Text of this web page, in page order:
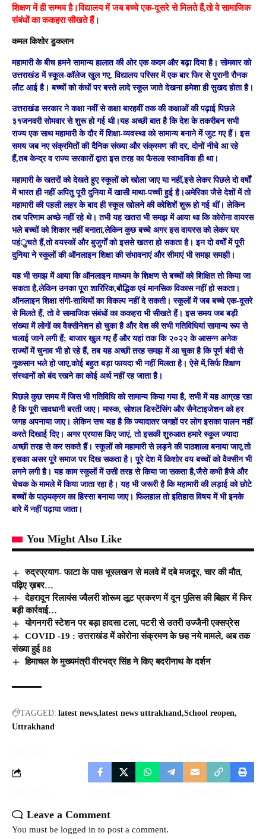
शिक्षण में ही सम्भव है।विद्यालय में जब बच्चे एक-दूसरे से मिलते हैं,तो वे सामाजिक
संबंधों का ककहरा सीखते हैं।
कमल किशोर डुकलान
महामारी के बीच हमने सामान्य हालात की ओर एक कदम और बढ़ा दिया है। सोमवार को
उत्तराखंड में स्कूल-कॉलेज खुल गए, विद्यालय परिसर में एक बार फिर से पुरानी रौनक
लौट आई है। बच्चों को कंधों पर बस्ते लादे स्कूल जाते देखना हमेशा ही सुखद होता है।
उत्तराखंड सरकार ने कक्षा नवीं से कक्षा बारहवीं तक की कक्षाओं की पढ़ाई पिछले
३१जनवरी सोमवार से शुरू हो गई थी।यह अच्छी बात है कि देश के तकरीबन सभी
राज्य एक साथ महामारी के दौर में शिक्षा-व्यवस्था को सामान्य बनाने में जुट गए हैं। इस
समय जब नए संक्रमितों की दैनिक संख्या और संक्रमण की दर, दोनों नीचे आ रहे
हैं,तब केन्द्र व राज्य सरकारों द्वारा इस तरह का फैसला स्वाभाविक ही था।
महामारी के खतरों को देखते हुए स्कूलों को खोला जाए या नहीं,इसे लेकर पिछले दो वर्षों
में भारत ही नहीं अपितु पूरी दुनिया में खासी माथा-पच्ची हुई है।अमेरिका जैसे देशों में तो
महामारी की पहली लहर के बाद ही स्कूल खोलने की कोशिशें शुरू हो गई थीं। लेकिन
तब परिणाम अच्छे नहीं रहे थे। तभी यह खतरा भी समझ में आया था कि कोरोना वायरस
भले बच्चों को शिकार नहीं बनाता,लेकिन कुछ बच्चे अगर इस वायरस को लेकर घर
पहंुचते हैं,तो वयस्कों और बुजुर्गों को इससे खतरा हो सकता है। इन दो वर्षों में पूरी
दुनिया ने स्कूलों की ऑनलाइन शिक्षा की संभावनाएं और सीमाएं भी समझ समझी।
यह भी समझ में आया कि ऑनलाइन माध्यम के शिक्षण से बच्चों को शिक्षित तो किया जा
सकता है,लेकिन उनका पूरा शारिरिक,बौद्धिक एवं मानसिक विकास नहीं हो सकता।
ऑनलाइन शिक्षा संगी-साथियों का विकल्प नहीं दे सकती। स्कूलों में जब बच्चे एक-दूसरे
से मिलते हैं, तो वे सामाजिक संबंधों का ककहरा भी सीखते हैं। इस समय जब बड़ी
संख्या में लोगों का वैक्सीनेशन हो चुका है और देश की सभी गतिविधियां सामान्य रूप से
चलाई जाने लगी हैं; बाजार खुल गए हैं और यहां तक कि २०२२ के आसन्न अनेक
राज्यों में चुनाव भी हो रहे हैं, तब यह अच्छी तरह समझ में आ चुका है कि पूर्ण बंदी से
नुकसान भले हो जाए,कोई बहुत बड़ा फायदा भी नहीं मिलता है। ऐसे में,सिर्फ शिक्षण
संस्थानों को बंद रखने का कोई अर्थ नहीं रह जाता है।
पिछले कुछ समय में जिस भी गतिविधि को सामान्य किया गया है, सभी में यह आग्रह रहा
है कि पूरी सावधानी बरती जाए। मास्क, सोशल डिस्टेंसिंग और सैनेटाइजेशन को हर
जगह अपनाया जाए। लेकिन सच यह है कि ज्यादातर जगहों पर लोग इसका पालन नहीं
करते दिखाई दिए। अगर प्रयास किए जाएं, तो इसकी शुरुआत हमारे स्कूल ज्यादा
अच्छी तरह से कर सकते हैं। स्कूलों को महामारी से लड़ने की पाठशाला बनाया जाए,तो
इसका असर पूरे समाज पर दिख सकता है। पूरे देश में किशोर वय बच्चों को वैक्सीन भी
लगने लगी है। यह काम स्कूलों में उसी तरह से किया जा सकता है,जैसे कभी हैजे और
चेचक के मामले में किया जाता रहा है। यह भी जरूरी है कि महामारी की लड़ाई को छोटे
बच्चों के पाठ्यक्रम का हिस्सा बनाया जाए। फिलहाल तो इतिहास विषय में भी इनके
बारे में नहीं पढ़ाया जाता।
You Might Also Like
रुद्रप्रयाग- फाटा के पास भूस्लखन से मलवे में दबे मजदूर, चार की मौत,
पढ़िए ख़बर…
देहरादून रिलायंस ज्वैलरी शोरूम लूट प्रकरण में दून पुलिस की बिहार में फिर
बड़ी कार्रवाई…
योगनगरी स्टेशन पर बड़ा हादसा टला, पटरी से उतरी उज्जैनी एक्सप्रेस
COVID -19 : उत्तराखंड में कोरोना संक्रमण के छह नये मामले, अब तक
संख्या हुई 88
हिमाचल के मुख्यमंत्री वीरभद्र सिंह ने किए बदरीनाथ के दर्शन
TAGGED: latest news latest news uttrakhand School reopen
Uttrakhand
Leave a Comment
You must be logged in to post a comment.